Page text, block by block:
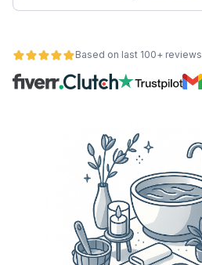
Based on last 100+ reviews